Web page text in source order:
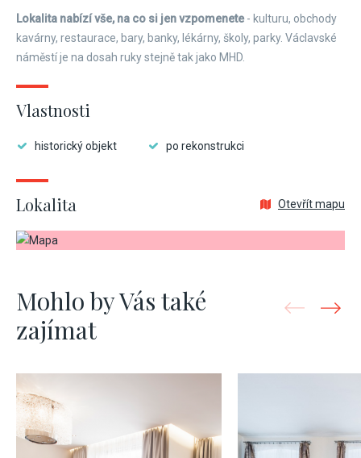
Lokalita nabízí vše, na co si jen vzpomenete- kulturu, obchody
kavárny, restaurace, bary, banky, lékárny, školy, parky. Václavské
náměstí je na dosah ruky stejně tak jako MHD.
Vlastnosti
historický objekt po rekonstrukci
Lokalita Otevřít mapu
Mohlo by Vás také
zajímat